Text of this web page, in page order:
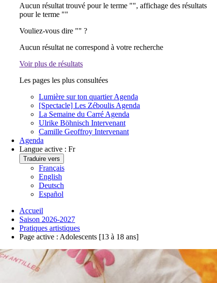
Aucun résultat trouvé pour le terme "", affichage des résultats
pour le terme ""
Vouliez-vous dire "" ?
Aucun résultat ne correspond à votre recherche
Voir plus de résultats
Les pages les plus consultées
Lumière sur ton quartier Agenda
[Spectacle] Les Zéboulis Agenda
La Semaine du Carré Agenda
Ulrike Böhnisch Intervenant
Camille Geoffroy Intervenant
Agenda
Langue active : Fr
Traduire vers
Français
English
Deutsch
Español
Accueil
Saison 2026-2027
Pratiques artistiques
Page active : Adolescents [13 à 18 ans]